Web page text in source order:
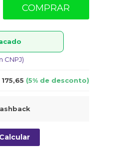
COMPRAR
CNPJ)
175,65 (5% de desconto)
Calcular